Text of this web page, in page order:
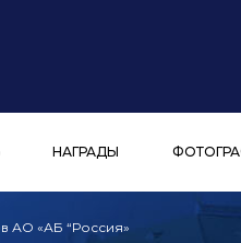
НАГРАДЫ
АО «АБ “Россия»